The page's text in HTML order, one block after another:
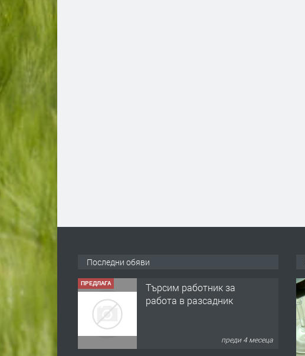
Последни обяви
ПРЕДЛАГА
Търсим работник за
работа в разсадник
преди 4 месеца